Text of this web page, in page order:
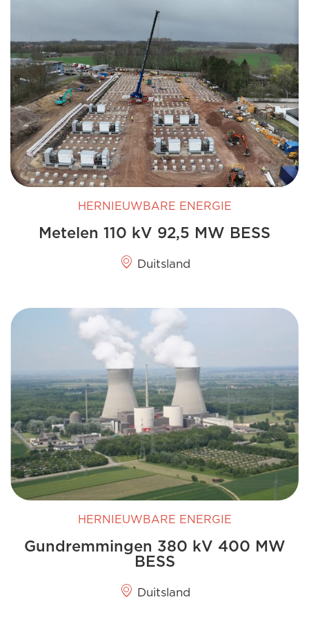
HERNIEUWBARE ENERGIE
Metelen 110 kV 92,5 MW BESS
Duitsland
HERNIEUWBARE ENERGIE
Gundremmingen 380 kV 400 MW
BESS
Duitsland